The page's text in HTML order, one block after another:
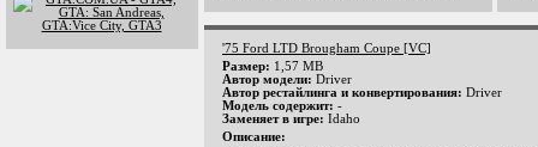
'75 Ford LTD Brougham Coupe [VC]
Размер: 1,57 MB
Автор модели: Driver
Автор рестайлинга и конвертирования: Driver
Модель содержит: -
Заменяет в игре: Idaho
Описание: